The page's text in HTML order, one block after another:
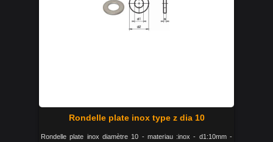
Rondelle plate inox type z dia 10
Rondelle plate inox diamètre 10 - materiau :inox - d1:10mm -